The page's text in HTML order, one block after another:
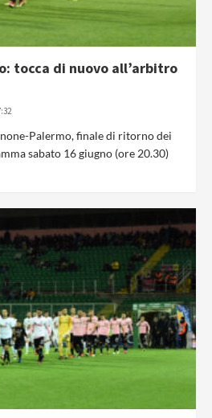
tocca di nuovo all’arbitro
Palermo, finale di ritorno dei
sabato 16 giugno (ore 20.30)